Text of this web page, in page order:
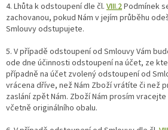
4. Lhůta k odstoupení dle čl. VIII.2Podmínek
zachovanou, pokud Nám v jejím průběhu
Smlouvy odstupujete.
5. V případě odstoupení od Smlouvy Vám
ode dne účinnosti odstoupení na účet, ze
případně na účet zvolený odstoupení od
vrácena dříve, než Nám Zboží vrátíte či než
zaslání zpět Nám. Zboží Nám prosím
včetně originálního obalu.